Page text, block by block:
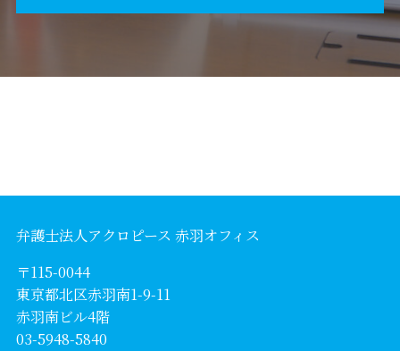
弁護士法人アクロピース 赤羽オフィス
〒115-0044
東京都北区赤羽南1-9-11
赤羽南ビル4階
03-5948-5840